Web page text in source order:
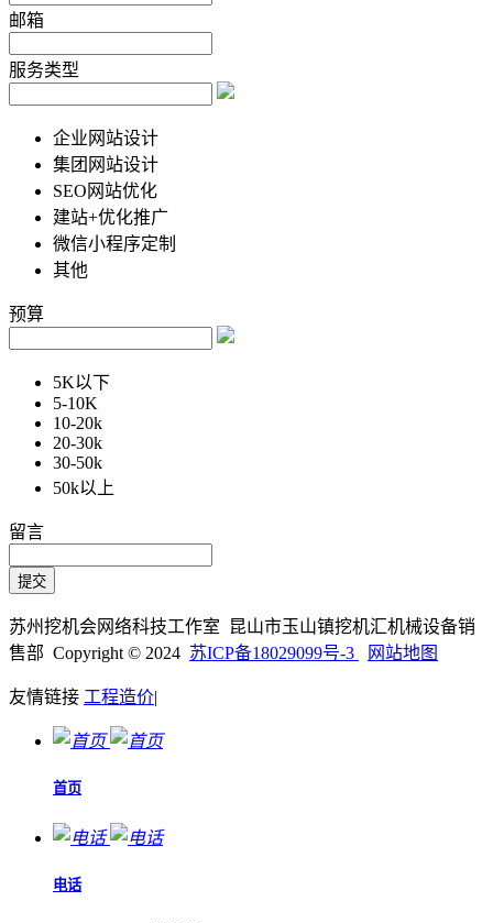
邮箱
服务类型
企业网站设计
集团网站设计
SEO网站优化
建站+优化推广
微信小程序定制
其他
预算
5K以下
5-10K
10-20k
20-30k
30-50k
50k以上
留言
苏州挖机会网络科技工作室 昆山市玉山镇挖机汇机械设备销
售部 Copyright © 2024 苏ICP备18029099号-3 网站地图
友情链接 工程造价|
首页
电话